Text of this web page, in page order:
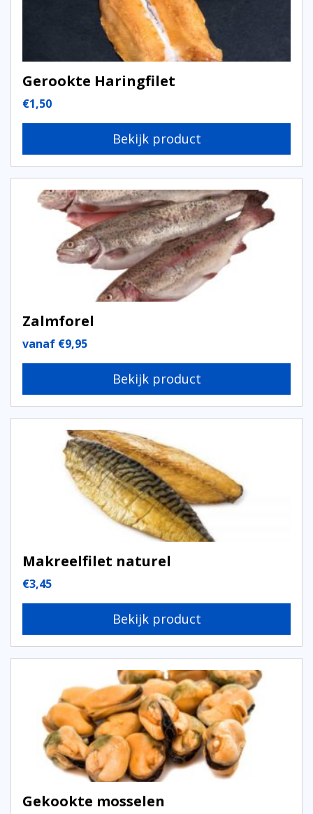
Gerookte Haringfilet
€1,50
Bekijk product
Zalmforel
vanaf €9,95
Bekijk product
Makreelfilet naturel
€3,45
Bekijk product
Gekookte mosselen